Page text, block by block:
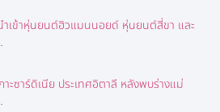
ำเข้าหุ่นยนต์ฮิวแมนนอยด์ หุ่นยนต์สี่ขา และ
าะซาร์ดิเนีย ประเทศอิตาลี หลังพบร่างแม่